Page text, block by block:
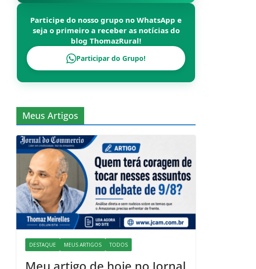
Participe do nosso grupo no WhatsApp e
seja o primeiro a receber as notícias do
blogThomazRural!
Participar do Grupo!
Meus Artigos
DESTAQUE MEUS ARTIGOS TODOS